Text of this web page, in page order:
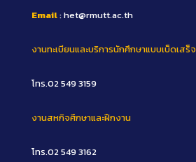
Email: het@rmutt.ac.th
งานทะเบียนและบริการนักศึกษาแบบเบ็ดเสร็จ
โทร.02 549 3159
งานสหกิจศึกษาและฝึกงาน
โทร.02 549 3162